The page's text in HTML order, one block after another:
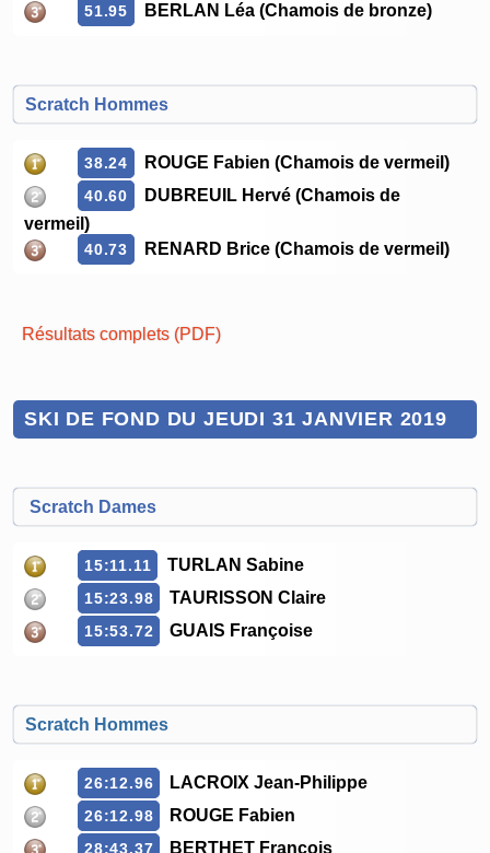
51.95 BERLAN Léa (Chamois de bronze)
Scratch Hommes
38.24 ROUGE Fabien (Chamois de vermeil)
40.60
DUBREUIL Hervé (Chamois de
vermeil)
40.73 RENARD Brice (Chamois de vermeil)
Résultats complets (PDF)
SKI DE FOND DU JEUDI 31 JANVIER 2019
Scratch Dames
15:11.11 TURLAN Sabine
15:23.98 TAURISSON Claire
15:53.72 GUAIS Françoise
Scratch Hommes
26:12.96 LACROIX Jean-Philippe
26:12.98 ROUGE Fabien
28:43.37 BERTHET François